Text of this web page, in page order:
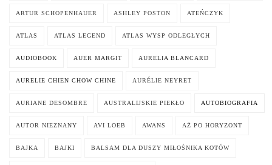
ARTUR SCHOPENHAUER ASHLEY POSTON ATEŃCZYK
ATLAS ATLAS LEGEND ATLAS WYSP ODLEGŁYCH
AUDIOBOOK AUER MARGIT AURELIA BLANCARD
AURELIE CHIEN CHOW CHINE AURÉLIE NEYRET
AURIANE DESOMBRE AUSTRALIJSKIE PIEKŁO AUTOBIOGRAFIA
AUTOR NIEZNANY AVI LOEB AWANS AŻ PO HORYZONT
BAJKA BAJKI BALSAM DLA DUSZY MIŁOŚNIKA KOTÓW